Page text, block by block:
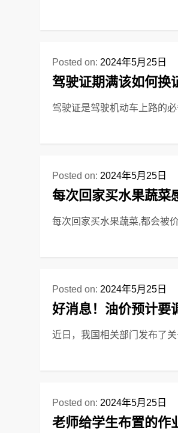
Posted on: 2024年5月25日
驾驶证期满该如何换
驾驶证是驾驶机动车上路的
Posted on: 2024年5月25日
每次回家买水果蔬菜
每次回家买水果蔬菜,都会被
Posted on: 2024年5月25日
好消息！油价预计要
近日，我国相关部门发布了
Posted on: 2024年5月25日
老师给学生布置的作